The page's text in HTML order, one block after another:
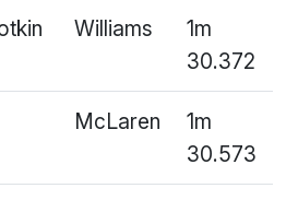
Williams
1m
30.372
McLaren
1m
30.573